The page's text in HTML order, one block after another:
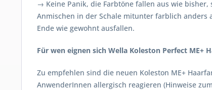
→ Keine Panik, die Farbtöne fallen aus wie
Anmischen in der Schale mitunter farblich anders
Ende wie gewohnt ausfallen.
Für wen eignen sich Wella Koleston Perfect ME+
Zu empfehlen sind die neuen Koleston ME+
AnwenderInnen allergisch reagieren (Hinweise